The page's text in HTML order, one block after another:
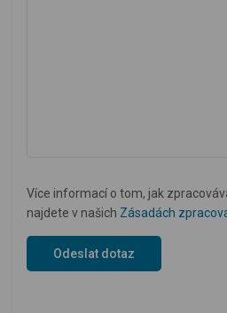
Více informací o tom, jak
najdete v našich Zásadách